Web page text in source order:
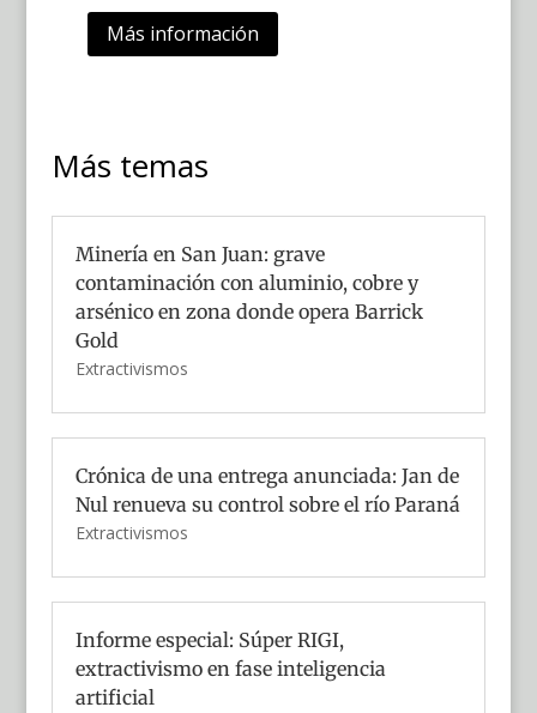
Más información
Más temas
Minería en San Juan: grave
contaminación con aluminio, cobre y
arsénico en zona donde opera Barrick
Gold
Extractivismos
Crónica de una entrega anunciada: Jan de
Nul renueva su control sobre el río Paraná
Extractivismos
Informe especial: Súper RIGI,
extractivismo en fase inteligencia
artificial